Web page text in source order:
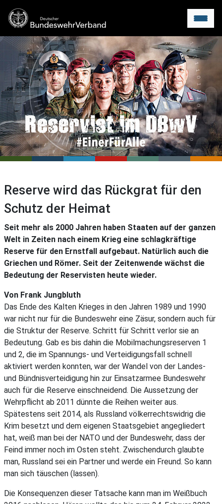
Menu
Reserve wird das Rückgrat für den
Schutz der Heimat
Seit mehr als 2000 Jahren haben Staaten auf der ganzen
Welt in Zeiten nach einem Krieg eine schlagkräftige
Reserve für den Ernstfall aufgebaut. Natürlich auch die
Griechen und Römer. Seit der Zeitenwende wächst die
Bedeutung der Reservisten heute wieder.
Von Frank Jungbluth
Das Ende des Kalten Krieges in den Jahren 1989 und 1990
war nicht nur für die Bundeswehr eine Zäsur, sondern auch für
die Struktur der Reserve. Schritt für Schritt verlor sie an
Bedeutung. Gab es bis dahin die Mobilmachungsreserven 1
und 2, die im Spannungs- und Verteidigungsfall schnell
aktiviert werden konnten, war der Wandel von der Landes-
und Bündnisverteidigung hin zur Einsatzarmee Bundeswehr
auch für die Reserve einschneidend. Die Aussetzung der
Wehrpflicht ab 2011 dünnte die Reihen weiter aus.
Spätestens seit 2014, als Russland völkerrechtswidrig die
Krim besetzt und dem eigenen Staatsgebiet angegliedert
hat, weiß man bei der NATO und der Bundeswehr, dass der
Feind immer noch im Osten steht. Zwischendurch glaubte
man, Russland sei ein Partner und werde ein Freund. So kann
man sich täuschen (lassen).
Die Konsequenzen dieser Tatsache kann man im Weißbuch